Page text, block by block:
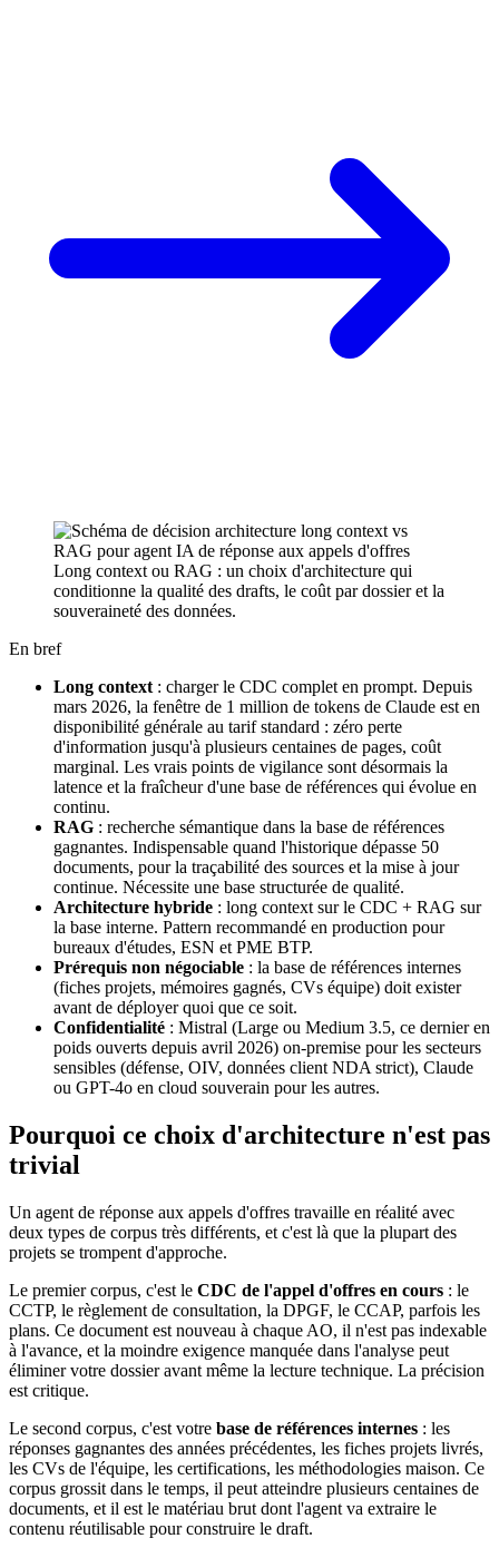
Long context ou RAG : un choix d'architecture qui
conditionne la qualité des drafts, le coût par dossier et la
souveraineté des données.
En bref
Long context : charger le CDC complet en prompt. Depuis
mars 2026, la fenêtre de 1 million de tokens de Claude est en
disponibilité générale au tarif standard : zéro perte
d'information jusqu'à plusieurs centaines de pages, coût
marginal. Les vrais points de vigilance sont désormais la
latence et la fraîcheur d'une base de références qui évolue en
continu.
RAG : recherche sémantique dans la base de références
gagnantes. Indispensable quand l'historique dépasse 50
documents, pour la traçabilité des sources et la mise à jour
continue. Nécessite une base structurée de qualité.
Architecture hybride : long context sur le CDC + RAG sur
la base interne. Pattern recommandé en production pour
bureaux d'études, ESN et PME BTP.
Prérequis non négociable : la base de références internes
(fiches projets, mémoires gagnés, CVs équipe) doit exister
avant de déployer quoi que ce soit.
Confidentialité : Mistral (Large ou Medium 3.5, ce dernier en
poids ouverts depuis avril 2026) on-premise pour les secteurs
sensibles (défense, OIV, données client NDA strict), Claude
ou GPT-4o en cloud souverain pour les autres.
Pourquoi ce choix d'architecture n'est pas
trivial
Un agent de réponse aux appels d'offres travaille en réalité avec
deux types de corpus très différents, et c'est là que la plupart des
projets se trompent d'approche.
Le premier corpus, c'est le CDC de l'appel d'offres en cours : le
CCTP, le règlement de consultation, la DPGF, le CCAP, parfois les
plans. Ce document est nouveau à chaque AO, il n'est pas indexable
à l'avance, et la moindre exigence manquée dans l'analyse peut
éliminer votre dossier avant même la lecture technique. La précision
est critique.
Le second corpus, c'est votre base de références internes : les
réponses gagnantes des années précédentes, les fiches projets livrés,
les CVs de l'équipe, les certifications, les méthodologies maison. Ce
corpus grossit dans le temps, il peut atteindre plusieurs centaines de
documents, et il est le matériau brut dont l'agent va extraire le
contenu réutilisable pour construire le draft.